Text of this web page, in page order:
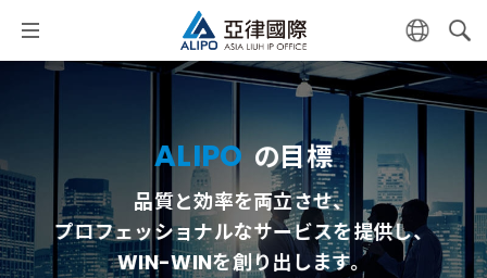
ALIPO の目標
品質と効率を両立させ、
プロフェッショナルなサービスを提供し、
WIN-WINを創り出します。
ALIPO の信念
初心も情 熱も忘れずに努力を重ねることで
、
より良い未来を実現していきます。